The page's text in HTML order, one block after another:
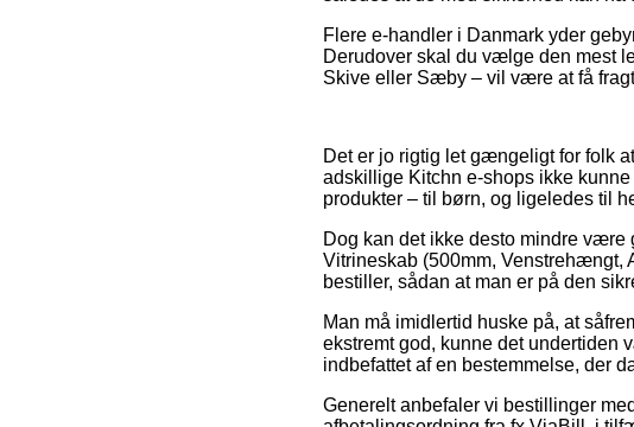
Flere e-handler i Danmark yder
Derudover skal du vælge den mest
Skive eller Sæby – vil være at få
Det er jo rigtig let gængeligt for folk
adskillige Kitchn e-shops ikke
produkter – til børn, og ligeledes til
Dog kan det ikke desto mindre være
Vitrineskab (500mm, Venstrehængt,
bestiller, sådan at man er på den
Man må imidlertid huske på, at
ekstremt god, kunne det undertiden
indbefattet af en bestemmelse, der
Generelt anbefaler vi bestillinger